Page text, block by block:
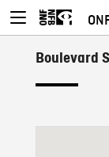
Boulevard